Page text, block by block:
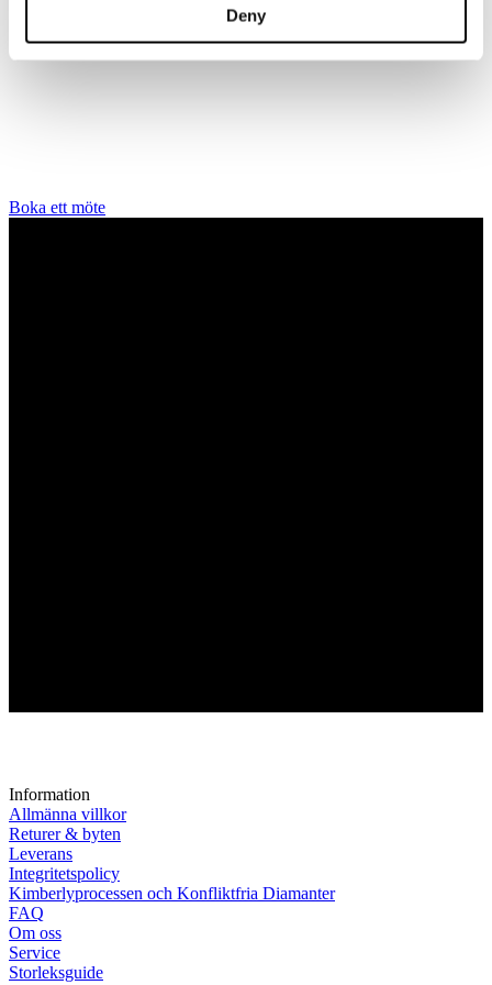
Deny
Boka ett möte
Information
Allmänna villkor
Returer & byten
Leverans
Integritetspolicy
Kimberlyprocessen och Konfliktfria Diamanter
FAQ
Om oss
Service
Storleksguide